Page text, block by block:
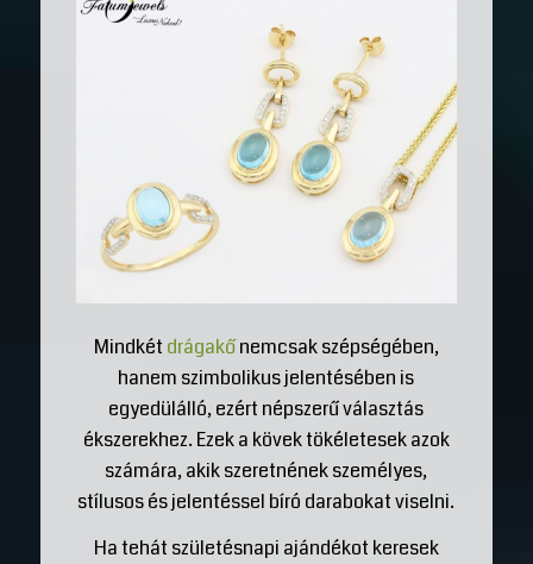
Mindkét drágakőnemcsak szépségében,
hanem szimbolikus jelentésében is
egyedülálló, ezért népszerű választás
ékszerekhez. Ezek a kövek tökéletesek azok
számára, akik szeretnének személyes,
stílusos és jelentéssel bíró darabokat viselni.
Ha tehát születésnapi ajándékot keresek